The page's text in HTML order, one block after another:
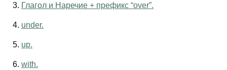
3. Глагол и Наречие + префикс “over”.
4. under.
5. up.
6. with.